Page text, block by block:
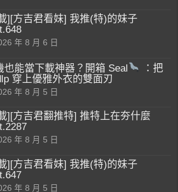
][方吉君看妹] 我推(特)的妹子
年 8 月 6 日
也能當下載神器？開箱 Seal
：把
穿上優雅外衣的雙面刃
年 8 月 5 日
][方吉君翻推特] 推特上在夯什麼
年 8 月 5 日
][方吉君看妹] 我推(特)的妹子
年 8 月 5 日